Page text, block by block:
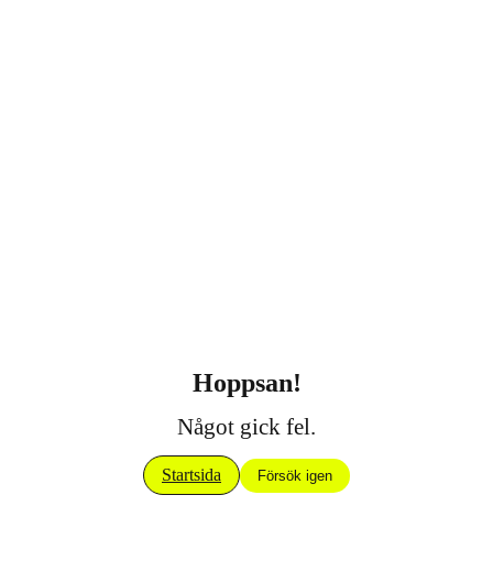
Hoppsan!
Något gick fel.
Startsida Försök igen